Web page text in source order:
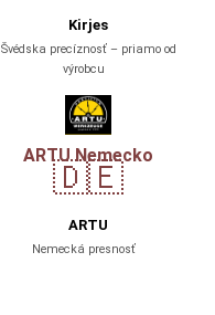
Kirjes
Švédska precíznosť – priamo od
výrobcu
ARTU Nemecko
🇩🇪
ARTU
Nemecká presnosť